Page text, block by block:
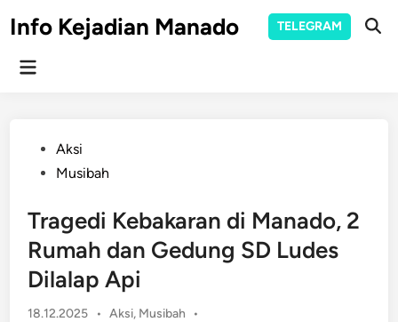
toInfo Kejadian Manado TELEGRAM
Main
PostedAksi
Musibah
Tragedi Kebakaran di Manado, 2
Rumah dan Gedung SD Ludes
Dilalap Api
18.12.2025 • Posted
Aksi, Musibah
•